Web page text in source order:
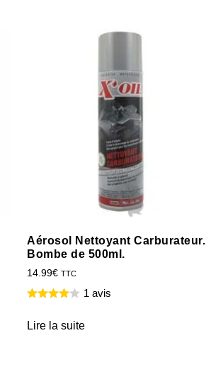
Aérosol Nettoyant Carburateur.
Bombe de 500ml.
14.99€ TTC
1 avis
Lire la suite